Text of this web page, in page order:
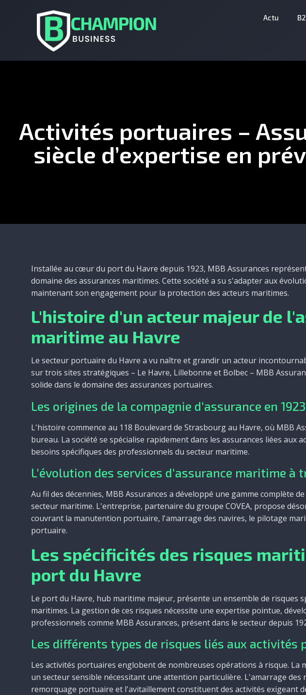
Actu
Activités portuaires –
siècle d’expertise en
Installée au cœur du port du Havre depuis 1923, MBB Assurances
domaine des assurances maritimes. Cette société a su s'adapter aux
maintenant son engagement pour la protection des acteurs maritimes.
L'histoire d'un acteur majeur de
maritime au Havre
Le secteur portuaire du Havre a vu naître et grandir un acteur
sur trois sites stratégiques – Le Havre, Lillebonne et Bolbec – MBB
solide dans le domaine des assurances portuaires.
Les origines de la compagnie d'assurance en 1923
L'histoire commence au 118 Boulevard de Strasbourg au Havre, où MBB
bureau. La société se spécialise rapidement dans les assurances liées aux
besoins spécifiques des professionnels du secteur maritime.
L'évolution des services d'assurance maritime à
Au fil des décennies, MBB Assurances a développé une gamme complète
secteur maritime. L'entreprise, partenaire du groupe COVEA, propose
couvrant la manutention portuaire, l'amarrage des navires, le pilotage
portuaire.
Les spécificités des risques
port du Havre
Le port du Havre, hub maritime majeur, présente un ensemble de risques
maritimes. La gestion de ces risques nécessite une expertise pointue,
professionnels comme MBB Assurances, présent dans le secteur depuis
Les différents types de risques liés aux activités
Les activités portuaires englobent de nombreuses opérations à risque.
un secteur sensible nécessitant une attention particulière. L'amarrage des
remorquage portuaire et l'avitaillement constituent des activités exigeant